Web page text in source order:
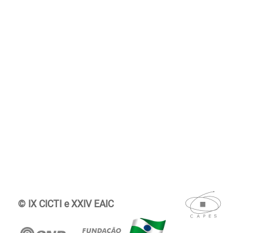
© IX CICTI e XXIV EAIC